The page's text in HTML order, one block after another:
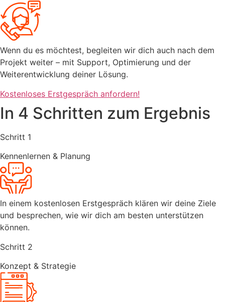
Wenn du es möchtest, begleiten wir dich auch nach dem
Projekt weiter – mit Support, Optimierung und der
Weiterentwicklung deiner Lösung.
Kostenloses Erstgespräch anfordern!
In 4 Schritten zum Ergebnis
Schritt 1
Kennenlernen & Planung
In einem kostenlosen Erstgespräch klären wir deine Ziele
und besprechen, wie wir dich am besten unterstützen
können.
Schritt 2
Konzept & Strategie